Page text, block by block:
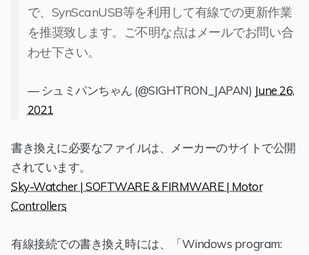
で、SynScanUSB等を利用して有線での更新作業
を推奨致します。ご不明な点はメールでお問い合
わせ下さい。
— シュミパンちゃん (@SIGHTRON_JAPAN) June 26,
2021
書き換えに必要なファイルは、メーカーのサイトで公開
されています。
Sky-Watcher | SOFTWARE & FIRMWARE | Motor
Controllers
有線接続での書き換え時には、「Windows program: